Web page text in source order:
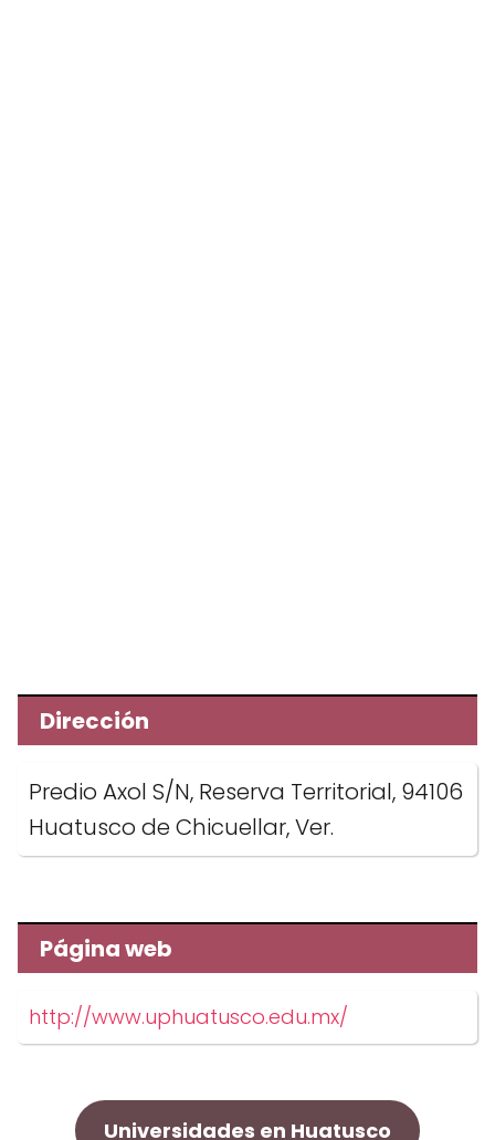
Dirección
Predio Axol S/N, Reserva Territorial, 94106
Huatusco de Chicuellar, Ver.
Página web
http://www.uphuatusco.edu.mx/
Universidades en Huatusco